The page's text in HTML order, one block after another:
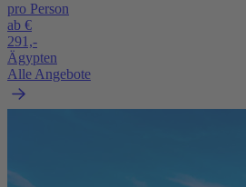
pro Person
ab €
291,-
Ägypten
Alle Angebote